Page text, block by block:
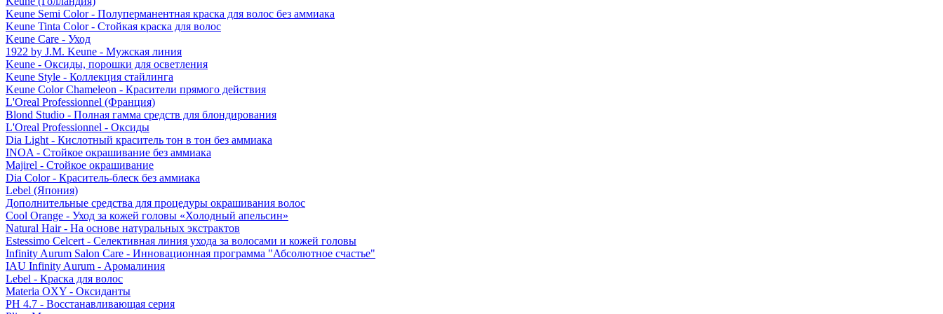
Keune Semi Color - Полуперманентная краска для волос без аммиака
Keune Tinta Color - Стойкая краска для волос
Keune Care - Уход
1922 by J.M. Keune - Мужская линия
Keune - Оксиды, порошки для осветления
Keune Style - Коллекция стайлинга
Keune Color Chameleon - Красители прямого действия
L'Oreal Professionnel (Франция)
Blond Studio - Полная гамма средств для блондирования
L'Oreal Professionnel - Оксиды
Dia Light - Кислотный краситель тон в тон без аммиака
INOA - Стойкое окрашивание без аммиака
Majirel - Стойкое окрашивание
Dia Color - Краситель-блеск без аммиака
Lebel (Япония)
Дополнительные средства для процедуры окрашивания волос
Cool Orange - Уход за кожей головы «Холодный апельсин»
Natural Hair - На основе натуральных экстрактов
Estessimo Celcert - Селективная линия ухода за волосами и кожей головы
Infinity Aurum Salon Care - Инновационная программа "Абсолютное счастье"
IAU Infinity Aurum - Аромалиния
Lebel - Краска для волос
Materia OXY - Оксиданты
PH 4.7 - Восстанавливающая серия